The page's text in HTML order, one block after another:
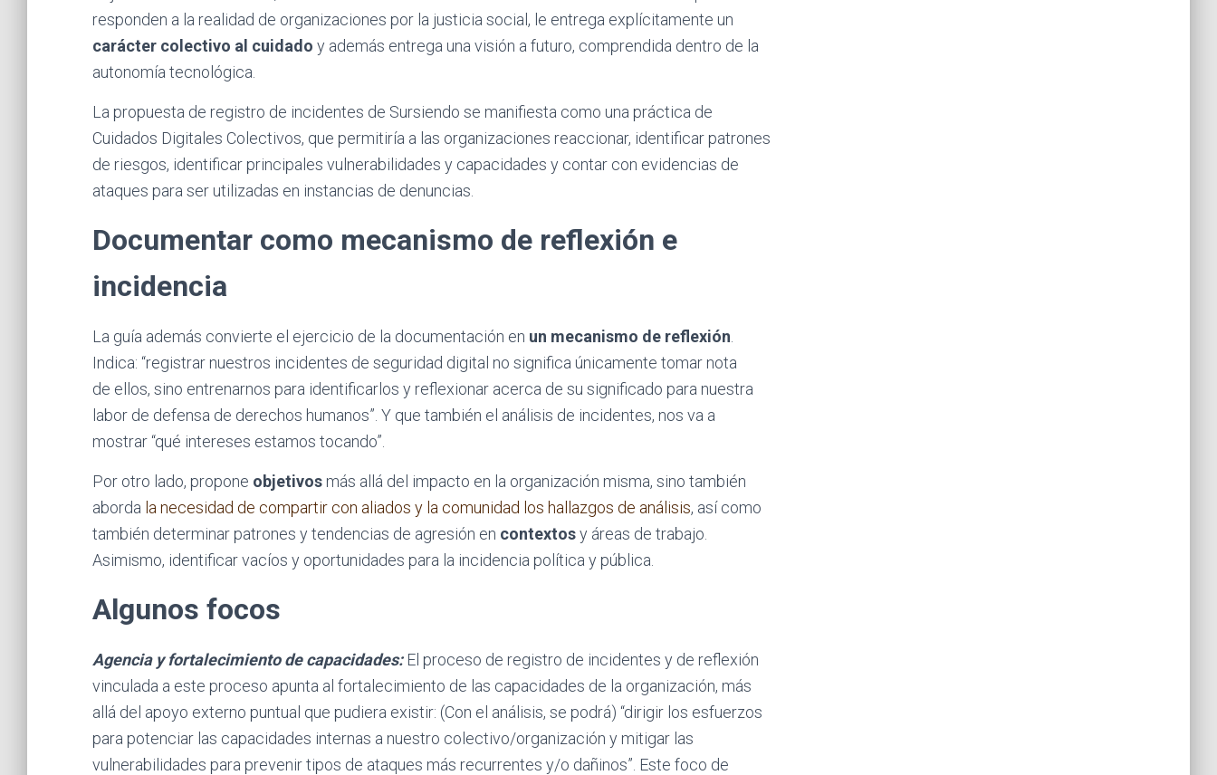
responden a la realidad de organizaciones por la justicia social, le entrega explícitamente un
carácter colectivo al cuidado y además entrega una visión a futuro, comprendida dentro de la
autonomía tecnológica.
La propuesta de registro de incidentes de Sursiendo se manifiesta como una práctica de
Cuidados Digitales Colectivos, que permitiría a las organizaciones reaccionar, identificar patrones
de riesgos, identificar principales vulnerabilidades y capacidades y contar con evidencias de
ataques para ser utilizadas en instancias de denuncias.
Documentar como mecanismo de reflexión e
incidencia
La guía además convierte el ejercicio de la documentación en un mecanismo de reflexión
Indica: “registrar nuestros incidentes de seguridad digital no significa únicamente tomar nota
de ellos, sino entrenarnos para identificarlos y reflexionar acerca de su significado para nuestra
labor de defensa de derechos humanos”. Y que también el análisis de incidentes, nos va a
mostrar “qué intereses estamos tocando”.
Por otro lado, propone objetivos más allá del impacto en la organización misma, sino también
aborda la necesidad de compartir con aliados y la comunidad los hallazgos de análisis, así como
también determinar patrones y tendencias de agresión en contextosy áreas de trabajo.
Asimismo, identificar vacíos y oportunidades para la incidencia política y pública.
Algunos focos
Agencia y fortalecimiento de capacidades:El proceso de registro de incidentes y de reflexión
vinculada a este proceso apunta al fortalecimiento de las capacidades de la organización, más
allá del apoyo externo puntual que pudiera existir: (Con el análisis, se podrá) “dirigir los esfuerzos
para potenciar las capacidades internas a nuestro colectivo/organización y mitigar las
vulnerabilidades para prevenir tipos de ataques más recurrentes y/o dañinos”. Este foco de